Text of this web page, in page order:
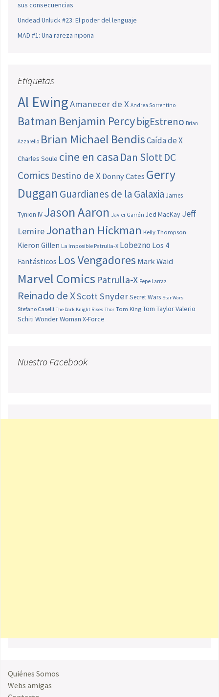
sus consecuencias
Undead Unluck #23: El poder del lenguaje
MAD #1: Una rareza nipona
Etiquetas
Al EwingAmanecer de X Andrea Sorrentino
Batman Benjamin PercybigEstreno Brian
Azzarello Brian Michael BendisCaída de X
Charles Soule cine en casa Dan SlottDC
Comics Destino de X Donny Cates Gerry
Duggan Guardianes de la Galaxia James
Tynion IV Jason Aaron Javier Garrón Jed MacKay Jeff
LemireJonathan Hickman Kelly Thompson
Kieron Gillen La Imposible Patrulla-X Lobezno Los 4
Fantásticos Los Vengadores Mark Waid
Marvel Comics Patrulla-X Pepe Larraz
Reinado de XScott SnyderSecret Wars Star Wars
Stefano Caselli The Dark Knight Rises Thor Tom King Tom TaylorValerio
Schiti Wonder Woman X-Force
Nuestro Facebook
Quiénes Somos
Webs amigas